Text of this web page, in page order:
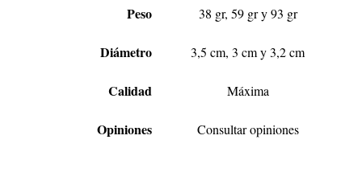
Peso 38 gr, 59 gr y 93 gr
Diámetro 3,5 cm, 3 cm y 3,2 cm
Calidad Máxima
Opiniones Consultar opiniones